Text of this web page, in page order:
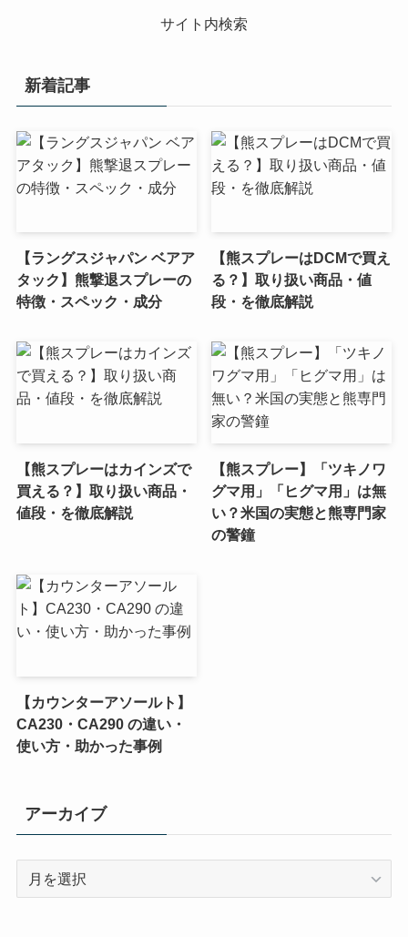
サイト内検索
新着記事
【ラングスジャパン ベアア
タック】熊撃退スプレーの
特徴・スペック・成分
【熊スプレーはDCMで買え
る？】取り扱い商品・値
段・を徹底解説
【熊スプレーはカインズで
買える？】取り扱い商品・
値段・を徹底解説
【熊スプレー】「ツキノワ
グマ用」「ヒグマ用」は無
い？米国の実態と熊専門家
の警鐘
【カウンターアソールト】
CA230・CA290 の違い・
使い方・助かった事例
アーカイブ